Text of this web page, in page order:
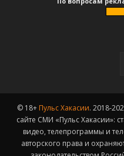
© 18+ Пульс Хакасии. 2018-
сайте СМИ «Пульс Хакасии»:
видео, телепрограммы и
авторского права и